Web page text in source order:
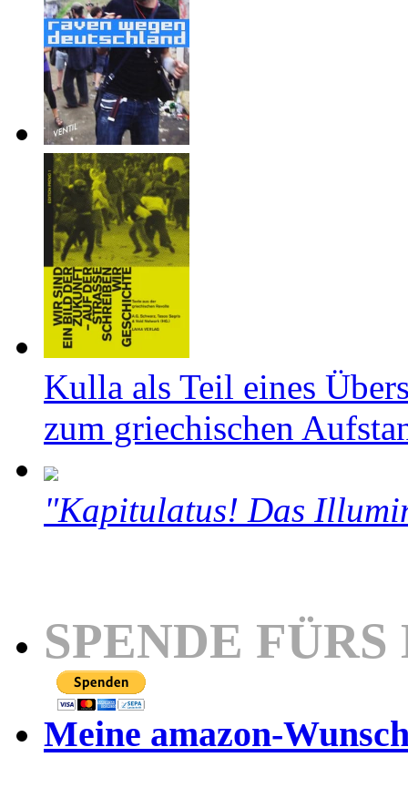
Kulla als Teil eines
zum griechischen
"Kapitulatus! Das
SPENDE
Meine amazon-